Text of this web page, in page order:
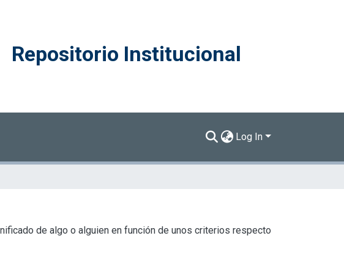
Repositorio Institucional
Log In
de algo o alguien en función de unos criterios respecto